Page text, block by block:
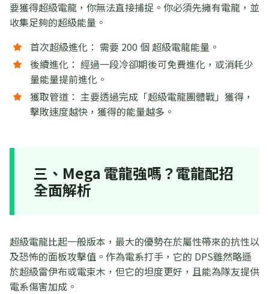
要獲得超級電龍，你無法直接捕捉。你必須先擁有電龍，並
收集足夠的超級能量。
首次超級進化： 需要 200 個 超級電龍能量。
後續進化： 經過一段冷卻期後可免費進化，或消耗少
量能量提前進化。
獲取管道： 主要透過完成「超級電龍團體戰」獲得，
擊敗速度越快，獲得的能量越多。
三、Mega 電龍強嗎？電龍配招
全面解析
超級電龍比起一般版本，最大的優勢在於屬性帶來的抗性以
及恐怖的面板攻擊值。作為電系打手，它的 DPS雖然略遜
於超級雷伊布或電束木，但它的坦度更好，且能為隊友提供
電系傷害加成。